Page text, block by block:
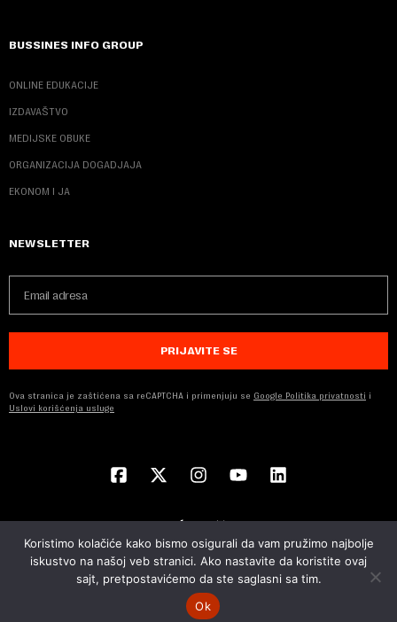
BUSSINES INFO GROUP
ONLINE EDUKACIJE
IZDAVAŠTVO
MEDIJSKE OBUKE
ORGANIZACIJA DOGADJAJA
EKONOM I JA
NEWSLETTER
PRIJAVITE SE
Ova stranica je zaštićena sa reCAPTCHA i primenjuju se Google Politika privatnosti i
Uslovi korišćenja usluge
© 2026 NOVA EKONOMIJA | SVA PRAVA ZADŽANA | DEVELOPED BY
Koristimo kolačiće kako bismo osigurali da vam pružimo najbolje
iskustvo na našoj veb stranici. Ako nastavite da koristite ovaj
sajt, pretpostavićemo da ste saglasni sa tim.
Ok